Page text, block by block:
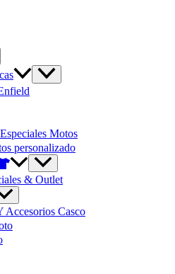
Motos
personalizado
& Outlet
Accesorios Casco